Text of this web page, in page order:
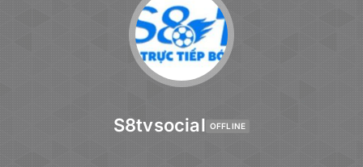
S8tvsocial OFFLINE